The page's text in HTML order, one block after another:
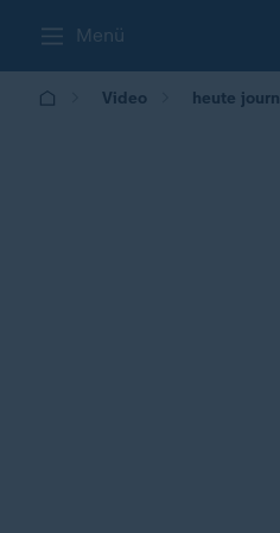
Menü
Video heute